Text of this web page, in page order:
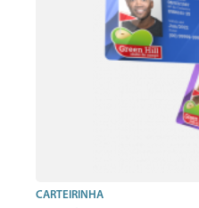
CARTEIRINHA